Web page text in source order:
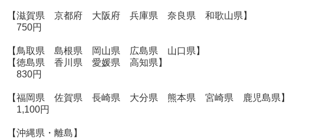
【滋賀県 京都府 大阪府 兵庫県 奈良県 和歌山県】
750円
【鳥取県 島根県 岡山県 広島県 山口県】
【徳島県 香川県 愛媛県 高知県】
830円
【福岡県 佐賀県 長崎県 大分県 熊本県 宮崎県 鹿児島県】
1,100円
【沖縄県・離島】